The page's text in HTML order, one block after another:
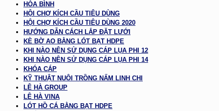
HÒA BÌNH
HỘI CHỢ KÍCH CẦU TIÊU DÙNG
HỘI CHỢ KÍCH CẦU TIÊU DÙNG 2020
HƯỚNG DẪN CÁCH LẮP ĐẶT LƯỚI
KÈ BỜ AO BẰNG LÓT BẠT HDPE
KHI NÀO NÊN SỬ DỤNG CÁP LỤA PHI 12
KHI NÀO NÊN SỬ DỤNG CÁP LỤA PHI 14
KHÓA CÁP
KỸ THUẬT NUÔI TRỒNG NẤM LINH CHI
LÊ HÀ GROUP
LÊ HÀ VINA
LÓT HỒ CÁ BẰNG BẠT HDPE